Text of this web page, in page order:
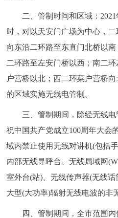
多语种
ENGLISH 한국
ESPAÑOL
ITALIANO
二、管制时间和区域：2021
时，对以天安门广场为中心，
向东沿二环路至东直门北桥以
二环路至左安门桥以西；南二
户营桥以北；西二环菜户营桥
的区域实施无线电管制。
三、管制期间，除经无线电
祝中国共产党成立100周年大会
域内禁止使用无线对讲机(包括
内部无线寻呼台、无线局域网
室外台(站)、无线传声器(无线
大型(大功率)辐射无线电波的非
四、管制期间，全市范围内